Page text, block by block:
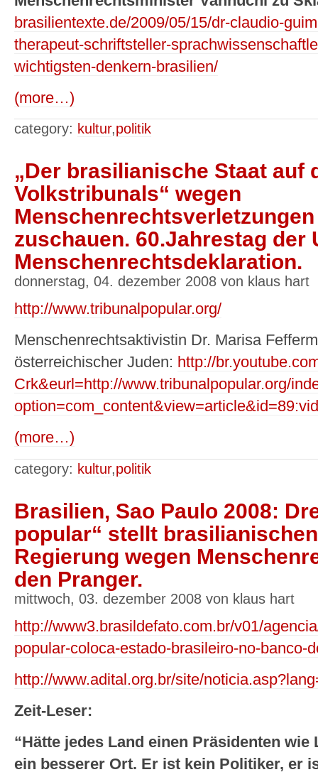
brasilientexte.de/2009/05/15/dr-claudio-
therapeut-schriftsteller-
wichtigsten-denkern-brasilien/
(more…)
category: kultur,politik
„Der brasilianische Staat auf
Volkstribunals“ wegen
zuschauen. 60.Jahrestag der
Menschenrechtsdeklaration.
donnerstag, 04. dezember 2008 von klaus hart
http://www.tribunalpopular.org/
Menschenrechtsaktivistin Dr. Marisa
österreichischer Juden: http://
Crk&eurl=http://www.tribunalpopular.org/
(more…)
category: kultur,politik
Brasilien, Sao Paulo 2008:
popular“ stellt
Regierung wegen
den Pranger.
mittwoch, 03. dezember 2008 von klaus hart
http://www3.brasildefato.com.br/v01/
popular-coloca-estado-brasileiro-no-banco-
http://www.adital.org.br/site/
Zeit-Leser:
“Hätte jedes Land einen Präsidenten
ein besserer Ort. Er ist kein Politiker, er